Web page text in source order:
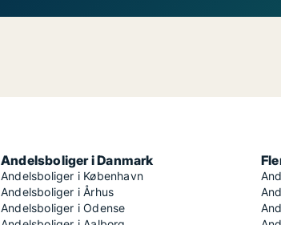
Andelsboliger i Danmark
Andelsboliger i København
Andelsboliger i Århus
Andelsboliger i Odense